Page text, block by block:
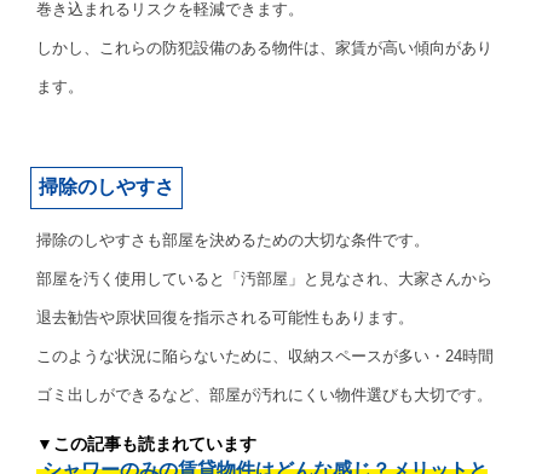
巻き込まれるリスクを軽減できます。
しかし、これらの防犯設備のある物件は、家賃が高い傾向があり
ます。
掃除のしやすさ
掃除のしやすさも部屋を決めるための大切な条件です。
部屋を汚く使用していると「汚部屋」と見なされ、大家さんから
退去勧告や原状回復を指示される可能性もあります。
このような状況に陥らないために、収納スペースが多い・24時間
ゴミ出しができるなど、部屋が汚れにくい物件選びも大切です。
▼この記事も読まれています
シャワーのみの賃貸物件はどんな感じ？メリットと